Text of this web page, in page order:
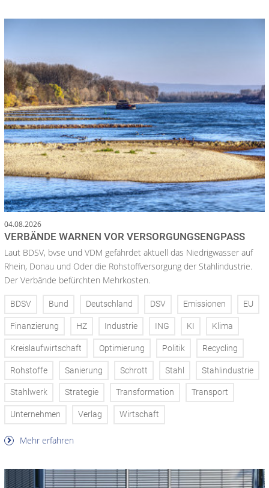
04.08.2026
VERBÄNDE WARNEN VOR VERSORGUNGSENGPASS
Laut BDSV, bvse und VDM gefährdet aktuell das Niedrigwasser auf
Rhein, Donau und Oder die Rohstoffversorgung der Stahlindustrie.
Der Verbände befürchten Mehrkosten.
BDSV Bund Deutschland DSV Emissionen EU
Finanzierung HZ Industrie ING KI Klima
Kreislaufwirtschaft Optimierung Politik Recycling
Rohstoffe Sanierung Schrott Stahl Stahlindustrie
Stahlwerk Strategie Transformation Transport
Unternehmen Verlag Wirtschaft
Mehr erfahren